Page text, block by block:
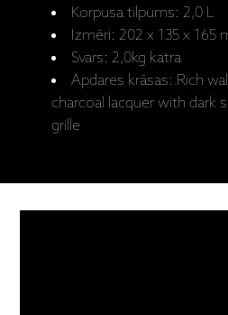
Korpusa tilpums: 2,0 L
Izmēri: 202 x 135 x 165
Svars: 2,0kg katra
Apdares krāsas: Rich
charcoal lacquer with dark
grille